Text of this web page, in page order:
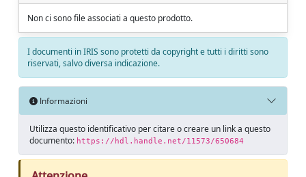
Non ci sono file associati a questo prodotto.
I documenti in IRIS sono protetti da copyright e tutti i diritti sono
riservati, salvo diversa indicazione.
Informazioni
Utilizza questo identificativo per citare o creare un link a questo
documento: https://hdl.handle.net/11573/650684